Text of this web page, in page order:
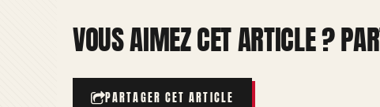
VOUS AIMEZ CET ARTICLE ?
PARTAGER CET ARTICLE